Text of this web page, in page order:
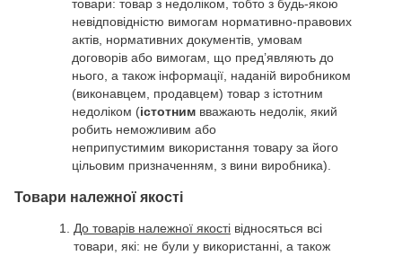
товари: товар з недоліком, тобто з будь-якою
невідповідністю вимогам нормативно-правових
актів, нормативних документів, умовам
договорів або вимогам, що пред’являють до
нього, а також інформації, наданій виробником
(виконавцем, продавцем) товар з істотним
недоліком (істотним вважають недолік, який
робить неможливим або
неприпустимим використання товару за його
цільовим призначенням, з вини виробника).
Товари належної якості
До товарів належної якості відносяться всі
товари, які: не були у використанні, а також